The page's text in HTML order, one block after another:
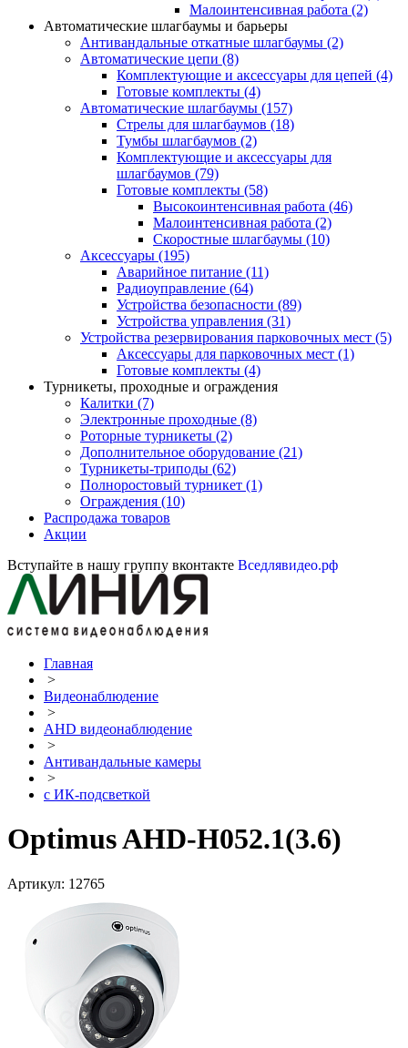
Малоинтенсивная работа (2)
Автоматические шлагбаумы и барьеры
Антивандальные откатные шлагбаумы (2)
Автоматические цепи (8)
Комплектующие и аксессуары для цепей (4)
Готовые комплекты (4)
Автоматические шлагбаумы (157)
Стрелы для шлагбаумов (18)
Тумбы шлагбаумов (2)
Комплектующие и аксессуары для
шлагбаумов (79)
Готовые комплекты (58)
Высокоинтенсивная работа (46)
Малоинтенсивная работа (2)
Скоростные шлагбаумы (10)
Аксессуары (195)
Аварийное питание (11)
Радиоуправление (64)
Устройства безопасности (89)
Устройства управления (31)
Устройства резервирования парковочных мест (5)
Аксессуары для парковочных мест (1)
Готовые комплекты (4)
Турникеты, проходные и ограждения
Калитки (7)
Электронные проходные (8)
Роторные турникеты (2)
Дополнительное оборудование (21)
Турникеты-триподы (62)
Полноростовый турникет (1)
Ограждения (10)
Распродажа товаров
Акции
Вступайте в нашу группу вконтакте Вседлявидео.рф
Главная
>
Видеонаблюдение
>
AHD видеонаблюдение
>
Антивандальные камеры
>
с ИК-подсветкой
Optimus AHD-H052.1(3.6)
Артикул: 12765